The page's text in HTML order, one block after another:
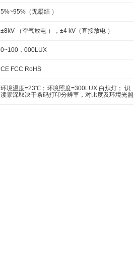
5%~95%（无凝结 ）
±8kV （空气放电 ），±4 kV（直接放电 ）
0~100，000LUX
CE FCC RoHS
环境温度=23℃；环境照度=300LUX 白炽灯； 识
读景深取决于条码打印分辨率，对比度及环境光照